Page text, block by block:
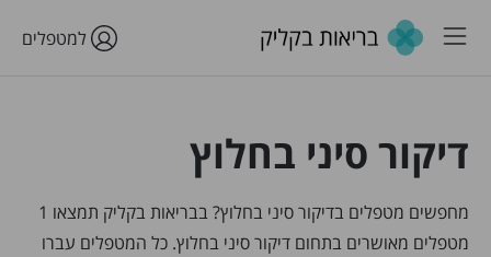
למטפלים
דיקור סיני בחלוץ
מחפשים מטפלים בדיקור סיני בחלוץ? בבריאות בקליק תמצאו 1
מטפלים מאושרים בתחום דיקור סיני בחלוץ. כל המטפלים עברו